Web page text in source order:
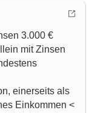
3.000 €
mit Zinsen
einerseits als
Einkommen <